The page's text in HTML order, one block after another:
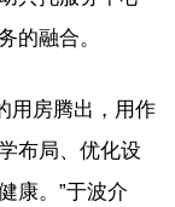
的融合。
用房腾出，用作
布局、优化设
康。”于波介